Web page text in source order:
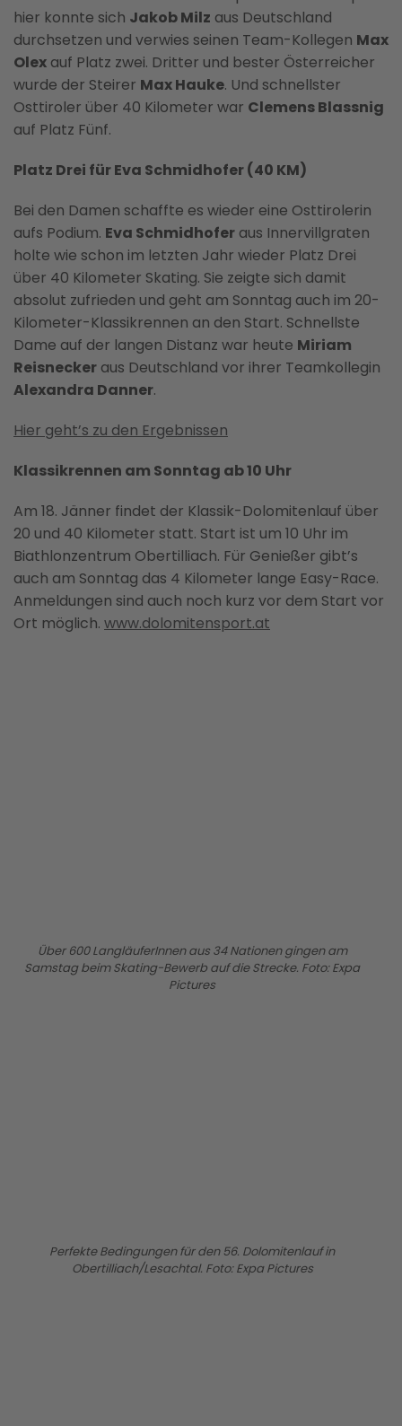
hier konnte sich Jakob Milz aus Deutschland
durchsetzen und verwies seinen Team-Kollegen Max
Olex auf Platz zwei. Dritter und bester Österreicher
wurde der Steirer Max Hauke. Und schnellster
Osttiroler über 40 Kilometer war Clemens Blassnig
auf Platz Fünf.
Platz Drei für Eva Schmidhofer (40 KM)
Bei den Damen schaffte es wieder eine Osttirolerin
aufs Podium. Eva Schmidhofer aus Innervillgraten
holte wie schon im letzten Jahr wieder Platz Drei
über 40 Kilometer Skating. Sie zeigte sich damit
absolut zufrieden und geht am Sonntag auch im 20-
Kilometer-Klassikrennen an den Start. Schnellste
Dame auf der langen Distanz war heute Miriam
Reisnecker aus Deutschland vor ihrer Teamkollegin
Alexandra Danner.
Hier geht’s zu den Ergebnissen
Klassikrennen am Sonntag ab 10 Uhr
Am 18. Jänner findet der Klassik-Dolomitenlauf über
20 und 40 Kilometer statt. Start ist um 10 Uhr im
Biathlonzentrum Obertilliach. Für Genießer gibt’s
auch am Sonntag das 4 Kilometer lange Easy-Race.
Anmeldungen sind auch noch kurz vor dem Start vor
Ort möglich. www.dolomitensport.at
Über 600 LangläuferInnen aus 34 Nationen gingen am
Samstag beim Skating-Bewerb auf die Strecke. Foto: Expa
Pictures
Perfekte Bedingungen für den 56. Dolomitenlauf in
Obertilliach/Lesachtal. Foto: Expa Pictures